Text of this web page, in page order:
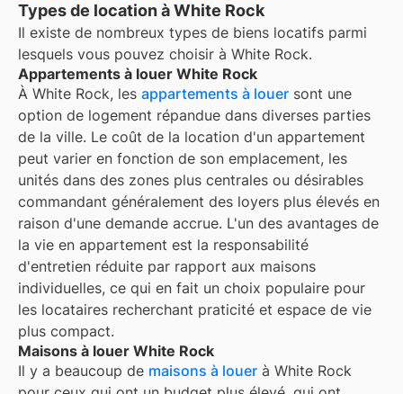
Types de location à White Rock
Il existe de nombreux types de biens locatifs parmi
lesquels vous pouvez choisir à White Rock.
Appartements à louer White Rock
À White Rock, les appartements à louer sont une
option de logement répandue dans diverses parties
de la ville. Le coût de la location d'un appartement
peut varier en fonction de son emplacement, les
unités dans des zones plus centrales ou désirables
commandant généralement des loyers plus élevés en
raison d'une demande accrue. L'un des avantages de
la vie en appartement est la responsabilité
d'entretien réduite par rapport aux maisons
individuelles, ce qui en fait un choix populaire pour
les locataires recherchant praticité et espace de vie
plus compact.
Maisons à louer White Rock
Il y a beaucoup de maisons à louer à White Rock